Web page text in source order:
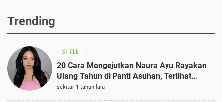
Trending
STYLE
20 Cara Mengejutkan Naura Ayu Rayakan
Ulang Tahun di Panti Asuhan, Terlihat
Anggun dengan Kaftan Cokelat
sekitar 1 tahun lalu